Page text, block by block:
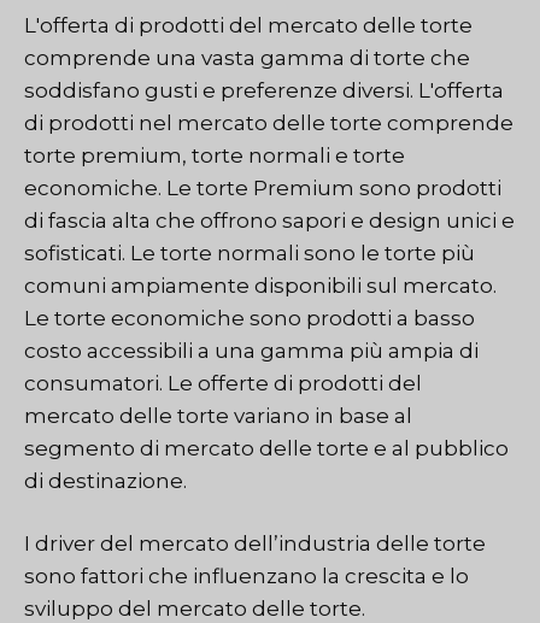
L'offerta di prodotti del mercato delle torte
comprende una vasta gamma di torte che
soddisfano gusti e preferenze diversi. L'offerta
di prodotti nel mercato delle torte comprende
torte premium, torte normali e torte
economiche. Le torte Premium sono prodotti
di fascia alta che offrono sapori e design unici e
sofisticati. Le torte normali sono le torte più
comuni ampiamente disponibili sul mercato.
Le torte economiche sono prodotti a basso
costo accessibili a una gamma più ampia di
consumatori. Le offerte di prodotti del
mercato delle torte variano in base al
segmento di mercato delle torte e al pubblico
di destinazione.
I driver del mercato dell’industria delle torte
sono fattori che influenzano la crescita e lo
sviluppo del mercato delle torte.